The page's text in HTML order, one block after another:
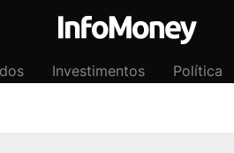
Investimentos Política